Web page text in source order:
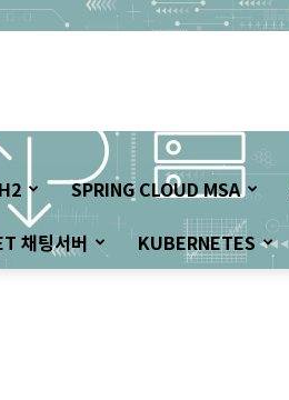
SPRING CLOUD MSA
채팅서버 KUBERNETES